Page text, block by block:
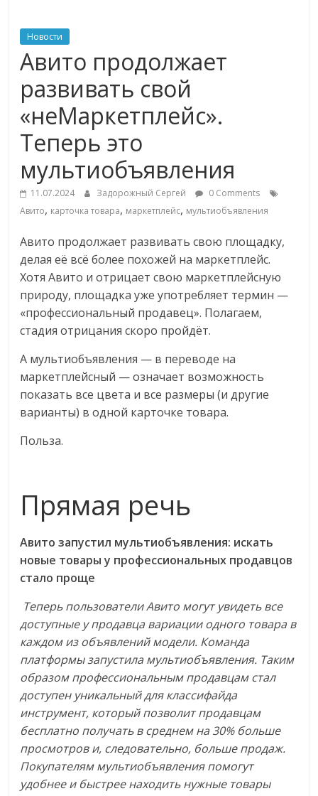
ритейле,
логистике,
технологиях,
соцсетях
Портал
об
онлайн-
сервисах
для
Commerce,
ритейле,
логистике,
соцсетях.
Нам
важно,
как
знать
жизнь
людей
обсудить
изменения
читателем.
Новости
Авито продолжает
развивать свой
«неМаркетплейс».
Теперь это
мультиобъявления
11.07.2024 Задорожный Сергей
0 Comments
Авито, карточка товара, маркетплейс, мультиобъявления
Авито продолжает развивать свою площадку,
делая её всё более похожей на маркетплейс.
Хотя Авито и отрицает свою маркетплейсную
природу, площадка уже употребляет термин —
«профессиональный продавец». Полагаем,
стадия отрицания скоро пройдёт.
А мультиобъявления — в переводе на
маркетплейсный — означает возможность
показать все цвета и все размеры (и другие
варианты) в одной карточке товара.
Польза.
Прямая речь
Авито запустил мультиобъявления: искать
новые товары у профессиональных продавцов
стало проще
Теперь пользователи Авито могут увидеть все
доступные у продавца вариации одного товара в
каждом из объявлений модели. Команда
платформы запустила мультиобъявления. Таким
образом профессиональным продавцам стал
доступен уникальный для классифайда
инструмент, который позволит продавцам
бесплатно получать в среднем на 30% больше
просмотров и, следовательно, больше продаж.
Покупателям мультиобъявления помогут
удобнее и быстрее находить нужные товары